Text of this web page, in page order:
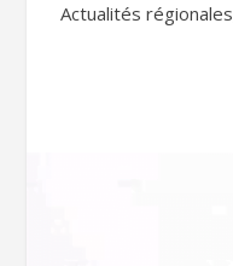
Actualités régionales